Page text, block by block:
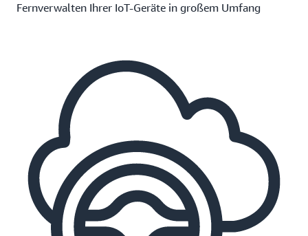
Fernverwalten Ihrer IoT-Geräte in großem Umfang